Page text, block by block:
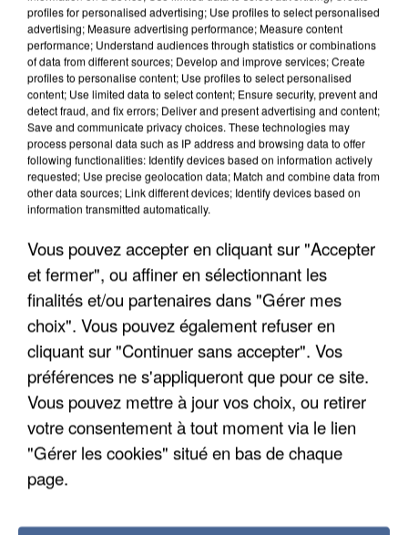
APRÈS TOUTES CES CANICULES, LES REFUGES
DE FAUNE SAUVAGE SONT...
profiles for personalised advertising; Use profiles to select personalised
advertising; Measure advertising performance; Measure content
performance; Understand audiences through statistics or combinations
of data from different sources; Develop and improve services; Create
profiles to personalise content; Use profiles to select personalised
content; Use limited data to select content; Ensure security, prevent and
detect fraud, and fix errors; Deliver and present advertising and content;
Save and communicate privacy choices. These technologies may
process personal data such as IP address and browsing data to offer
following functionalities: Identify devices based on information actively
requested; Use precise geolocation data; Match and combine data from
other data sources; Link different devices; Identify devices based on
information transmitted automatically.
Vous pouvez accepter en cliquant sur "Accepter
et fermer", ou affiner en sélectionnant les
finalités et/ou partenaires dans "Gérer mes
choix". Vous pouvez également refuser en
cliquant sur "Continuer sans accepter". Vos
préférences ne s'appliqueront que pour ce site.
Vous pouvez mettre à jour vos choix, ou retirer
votre consentement à tout moment via le lien
"Gérer les cookies" situé en bas de chaque
page.